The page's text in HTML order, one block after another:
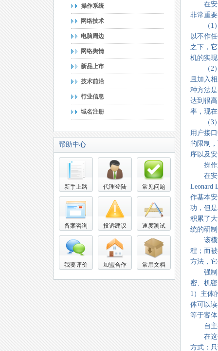
操作系统
网络技术
电脑周边
网络舆情
新品上市
技术前沿
行业信息
域名注册
帮助中心
新手上路 代理登陆 常见问题
备案咨询 投诉建议 速度测试
我要评价 加盟合作 常用文档
在安全
非常重
（1）
以不作
之下，
机的实
（2）
且加入
种方法
达到很
率，现
（3）
用户接
的限制
序以及
操作
在安全
Leonard
作基本
功，但
积累了
统的研
该模型
程；而
方法，
强制存
密、机
1）主体
体可以
等于客
自主存
在这个
方式：